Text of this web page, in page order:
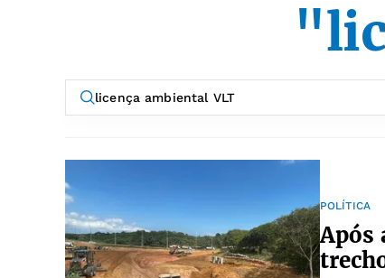
POLÍTICA
Após